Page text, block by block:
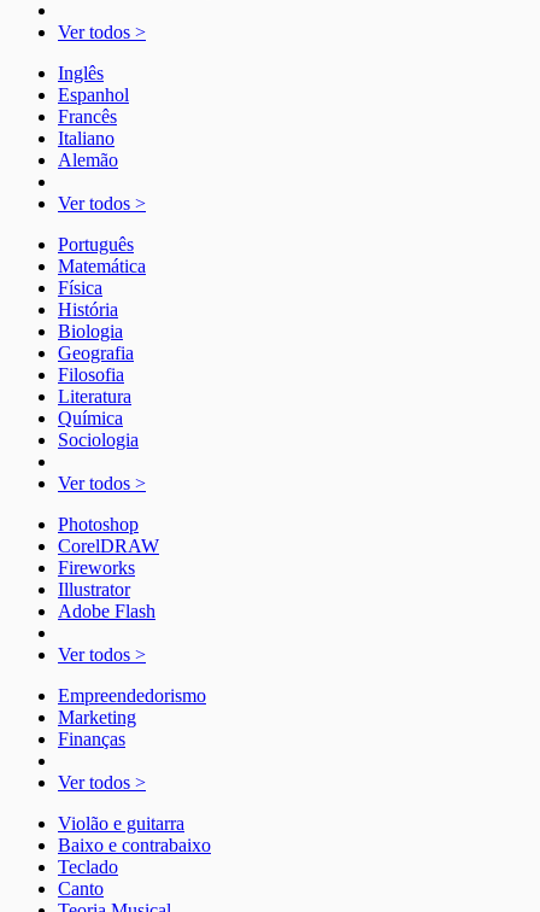
Ver todos >
Inglês
Espanhol
Francês
Italiano
Alemão
Ver todos >
Português
Matemática
Física
História
Biologia
Geografia
Filosofia
Literatura
Química
Sociologia
Ver todos >
Photoshop
CorelDRAW
Fireworks
Illustrator
Adobe Flash
Ver todos >
Empreendedorismo
Marketing
Finanças
Ver todos >
Violão e guitarra
Baixo e contrabaixo
Teclado
Canto